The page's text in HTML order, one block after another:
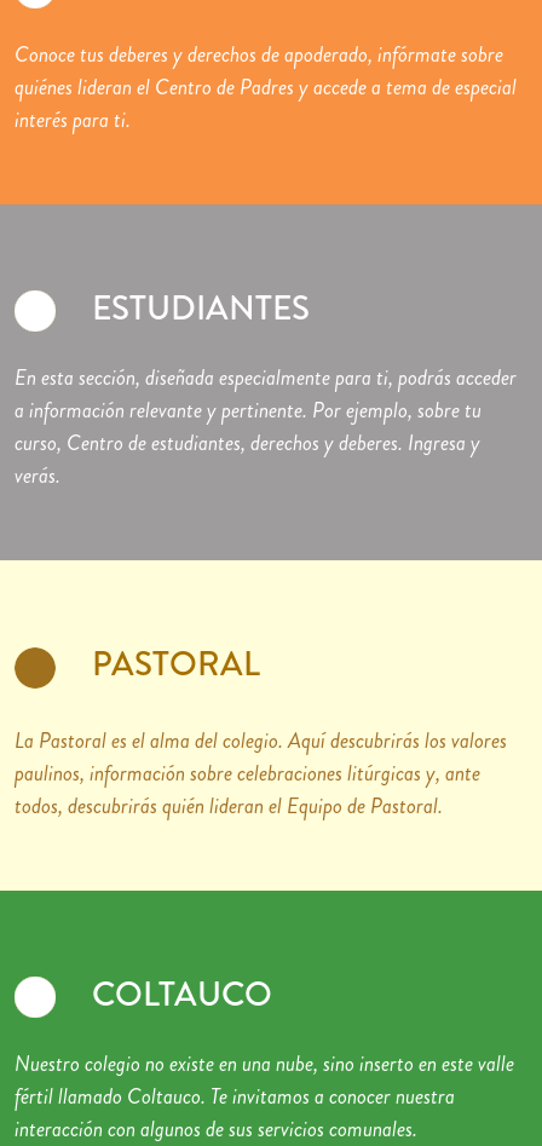
Conoce tus deberes y derechos de apoderado, infórmate sobre
quiénes lideran el Centro de Padres y accede a tema de especial
interés para ti.
ESTUDIANTES
En esta sección, diseñada especialmente para ti, podrás acceder
a información relevante y pertinente. Por ejemplo, sobre tu
curso, Centro de estudiantes, derechos y deberes. Ingresa y
verás.
PASTORAL
La Pastoral es el alma del colegio. Aquí descubrirás los valores
paulinos, información sobre celebraciones litúrgicas y, ante
todos, descubrirás quién lideran el Equipo de Pastoral.
COLTAUCO
Nuestro colegio no existe en una nube, sino inserto en este valle
fértil llamado Coltauco. Te invitamos a conocer nuestra
interacción con algunos de sus servicios comunales.